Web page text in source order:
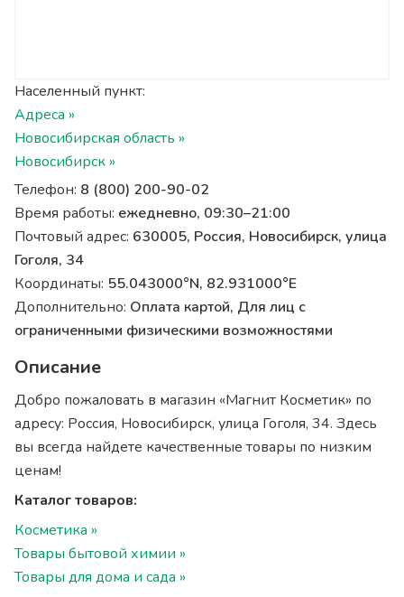
Населенный пункт:
Адреса »
Новосибирская область »
Новосибирск »
Телефон: 8 (800) 200-90-02
Время работы: ежедневно, 09:30–21:00
Почтовый адрес: 630005, Россия, Новосибирск, улица
Гоголя, 34
Координаты: 55.043000°N, 82.931000°E
Дополнительно: Оплата картой, Для лиц с
ограниченными физическими возможностями
Описание
Добро пожаловать в магазин «Магнит Косметик» по
адресу: Россия, Новосибирск, улица Гоголя, 34. Здесь
вы всегда найдете качественные товары по низким
ценам!
Каталог товаров:
Косметика »
Товары бытовой химии »
Товары для дома и сада »